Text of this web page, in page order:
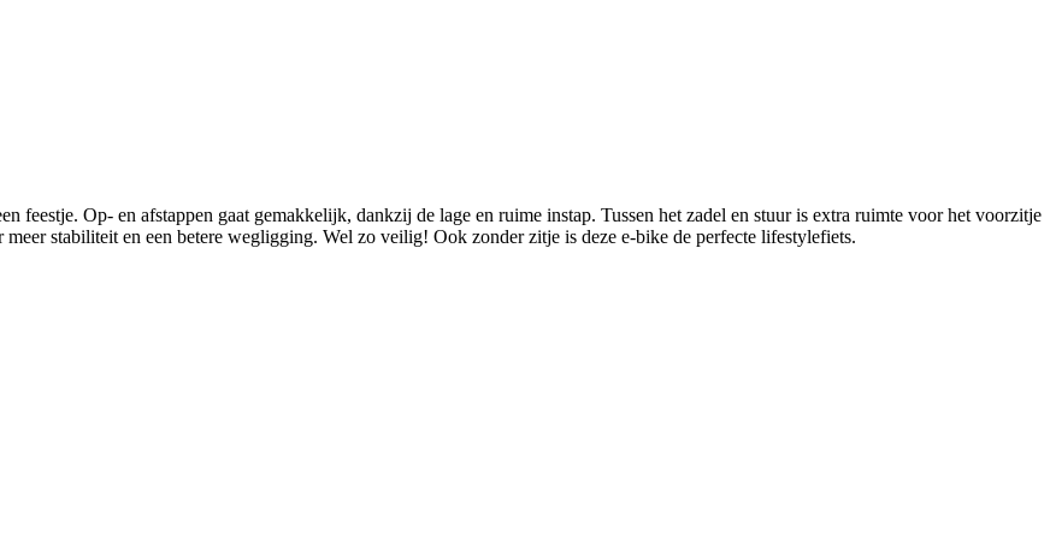
feestje. Op- en afstappen gaat gemakkelijk, dankzij de lage en ruime instap. Tussen het zadel en stuur is extra ruimte voor het voorzitje
stabiliteit en een betere wegligging. Wel zo veilig! Ook zonder zitje is deze e-bike de perfecte lifestylefiets.